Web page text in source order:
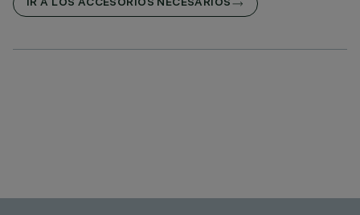
IR A LOS ACCESORIOS NECESARIOS